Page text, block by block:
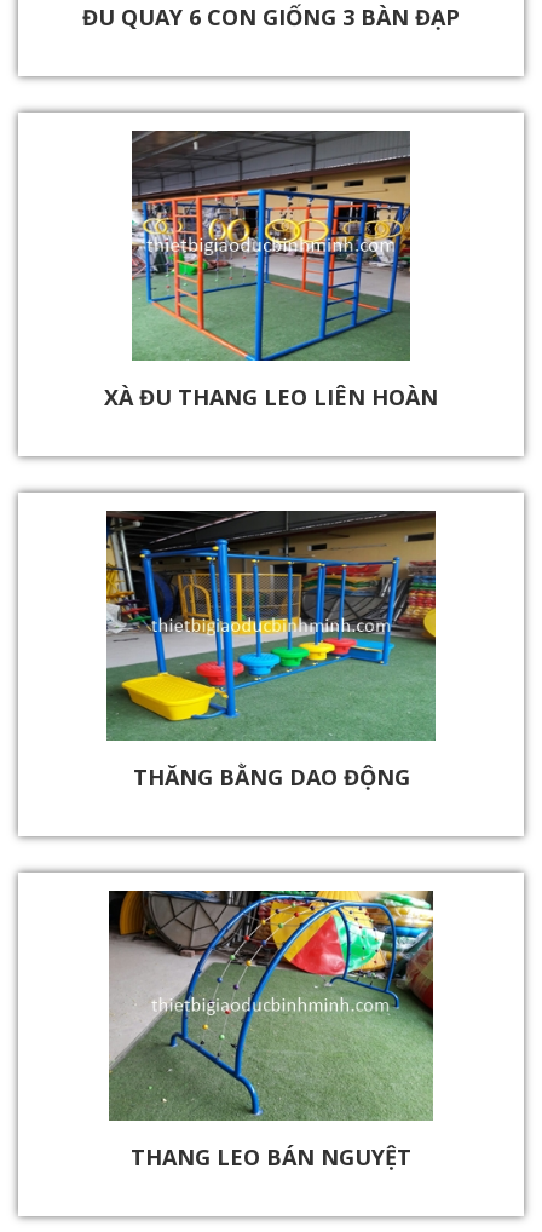
ĐU QUAY 6 CON GIỐNG 3 BÀN ĐẠP
XÀ ĐU THANG LEO LIÊN HOÀN
THĂNG BẰNG DAO ĐỘNG
THANG LEO BÁN NGUYỆT